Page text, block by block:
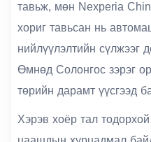
тавьж, мөн Nexperia
хориг тавьсан нь
нийлүүлэлтийн сүлжээг
Өмнөд Солонгос зэрэг
төрийн дарамт үүсгээд
Хэрэв хоёр тал